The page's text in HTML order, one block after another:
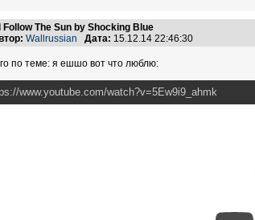
Follow The Sun by Shocking Blue
Wallrussian Дата: 15.12.14 22:46:30
по теме: я ешшо вот что люблю:
www.youtube.com/watch?v=5Ew9i9_ahmk